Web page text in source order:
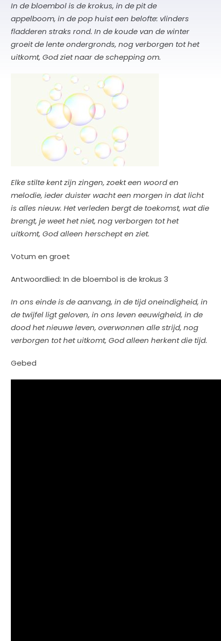
In de bloembol is de krokus, in de pit de
appelboom, in de pop huist een belofte: vlinders
fladderen straks rond. In de koude van de winter
groeit de lente ondergronds, nog verborgen tot het
uitkomt, God ziet naar de schepping om.
Elke stilte kent zijn zingen, zoekt een woord en
melodie, ieder duister wacht een morgen in dat licht
is alles nieuw. Het verleden bergt de toekomst, wat die
brengt, je weet het niet, nog verborgen tot het
uitkomt, God alleen herschept en ziet.
Votum en groet
Antwoordlied: In de bloembol is de krokus 3
In ons einde is de aanvang, in de tijd oneindigheid, in
de twijfel ligt geloven, in ons leven eeuwigheid, in de
dood het nieuwe leven, overwonnen alle strijd, nog
verborgen tot het uitkomt, God alleen herkent die tijd.
Gebed